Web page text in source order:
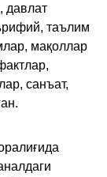
давлат
таълим
мақоллар
санъат,